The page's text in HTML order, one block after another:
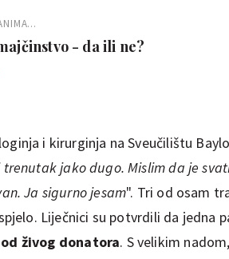
- da ili ne?
i kirurginja na Sveučilištu
jako dugo. Mislim da je
Ja sigurno jesam". Tri od osam
Liječnici su potvrdili da jedna
živog donatora. S velikim